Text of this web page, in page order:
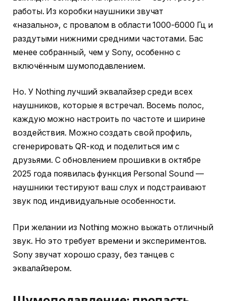
работы. Из коробки наушники звучат
«назально», с провалом в области 1000-6000 Гц и
раздутыми нижними средними частотами. Бас
менее собранный, чем у Sony, особенно с
включённым шумоподавлением.
Но. У Nothing лучший эквалайзер среди всех
наушников, которые я встречал. Восемь полос,
каждую можно настроить по частоте и ширине
воздействия. Можно создать свой профиль,
сгенерировать QR-код и поделиться им с
друзьями. С обновлением прошивки в октябре
2025 года появилась функция Personal Sound —
наушники тестируют ваш слух и подстраивают
звук под индивидуальные особенности.
При желании из Nothing можно выжать отличный
звук. Но это требует времени и экспериментов.
Sony звучат хорошо сразу, без танцев с
эквалайзером.